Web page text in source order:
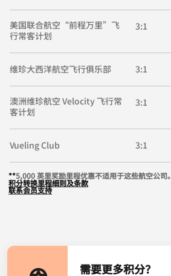
美国联合航空“前程万里”飞
行常客计划
3:1
维珍大西洋航空飞行俱乐部 3:1
澳洲维珍航空 Velocity 飞行常
客计划
3:1
Vueling Club 3:1
**5,000 英里奖励里程优惠不适用于这些航空公司。
积分转换里程细则及条款
联系会员支持
需要更多积分？